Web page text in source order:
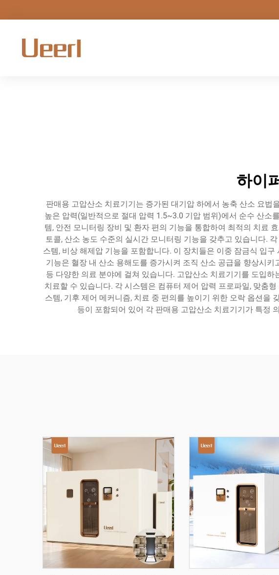
하이
판매용 고압산소 치료기기는 증가된 대기압 하에서 농축 산소 요
높은 압력(일반적으로 절대 압력 1.5~3.0 기압 범위)에서 순수 산소
템, 안전 모니터링 장비 및 환자 편의 기능을 통합하여 최적의 치료
토콜, 산소 농도 수준의 실시간 모니터링 기능을 갖추고 있습니다.
스템, 비상 해제압 기능을 포함합니다. 이 장치들은 이중 잠금식 입
기능은 혈장 내 산소 용해도를 증가시켜 조직 산소 공급을 향상시
등 다양한 의료 분야에 걸쳐 있습니다. 고압산소 치료기기를 도입
치료할 수 있습니다. 각 시스템은 컴퓨터 제어 압력 프로파일, 맞춤
스템, 기후 제어 메커니즘, 치료 중 편의를 높이기 위한 오락 옵션을
등이 포함되어 있어 각 판매용 고압산소 치료기기가 특정